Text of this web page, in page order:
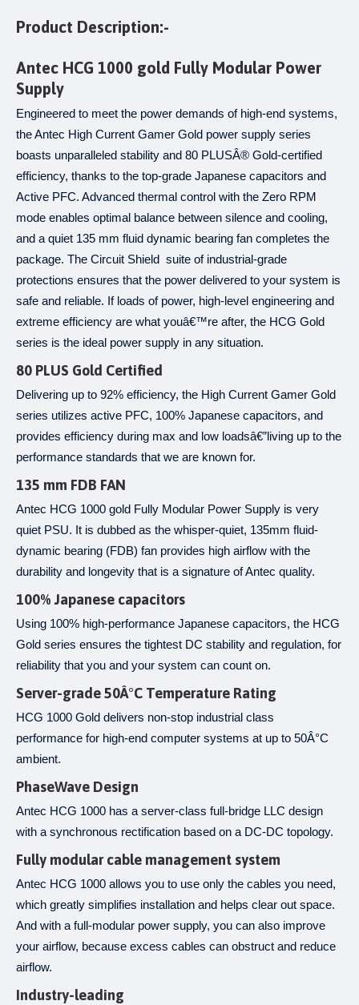
Product Description:-
Antec HCG 1000 gold Fully Modular Power
Supply
Engineered to meet the power demands of high-end systems,
the Antec High Current Gamer Gold power supply series
boasts unparalleled stability and 80 PLUSÂ® Gold-certified
efficiency, thanks to the top-grade Japanese capacitors and
Active PFC. Advanced thermal control with the Zero RPM
mode enables optimal balance between silence and cooling,
and a quiet 135 mm fluid dynamic bearing fan completes the
package. The Circuit Shield suite of industrial-grade
protections ensures that the power delivered to your system is
safe and reliable. If loads of power, high-level engineering and
extreme efficiency are what youâ€™re after, the HCG Gold
series is the ideal power supply in any situation.
80 PLUS Gold Certified
Delivering up to 92% efficiency, the High Current Gamer Gold
series utilizes active PFC, 100% Japanese capacitors, and
provides efficiency during max and low loadsâ€”living up to the
performance standards that we are known for.
135 mm FDB FAN
Antec HCG 1000 gold Fully Modular Power Supply is very
quiet PSU. It is dubbed as the whisper-quiet, 135mm fluid-
dynamic bearing (FDB) fan provides high airflow with the
durability and longevity that is a signature of Antec quality.
100% Japanese capacitors
Using 100% high-performance Japanese capacitors, the HCG
Gold series ensures the tightest DC stability and regulation, for
reliability that you and your system can count on.
Server-grade 50Â°C Temperature Rating
HCG 1000 Gold delivers non-stop industrial class
performance for high-end computer systems at up to 50Â°C
ambient.
PhaseWave Design
Antec HCG 1000 has a server-class full-bridge LLC design
with a synchronous rectification based on a DC-DC topology.
Fully modular cable management system
Antec HCG 1000 allows you to use only the cables you need,
which greatly simplifies installation and helps clear out space.
And with a full-modular power supply, you can also improve
your airflow, because excess cables can obstruct and reduce
airflow.
Industry-leading